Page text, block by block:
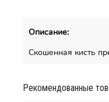
Описание:
Скошенная кисть
Рекомендованные